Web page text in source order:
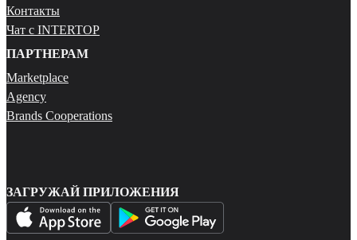
Контакты
Чат с INTERTOP
ПАРТНЕРАМ
Marketplace
Agency
Brands Cooperations
ЗАГРУЖАЙ ПРИЛОЖЕНИЯ